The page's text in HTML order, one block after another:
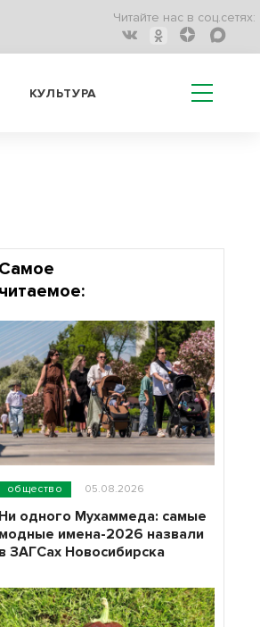
Читайте нас в соц.сетях:
КУЛЬТУРА
Самое
читаемое:
общество 05.08.2026
Ни одного Мухаммеда: самые
модные имена-2026 назвали
в ЗАГСах Новосибирска